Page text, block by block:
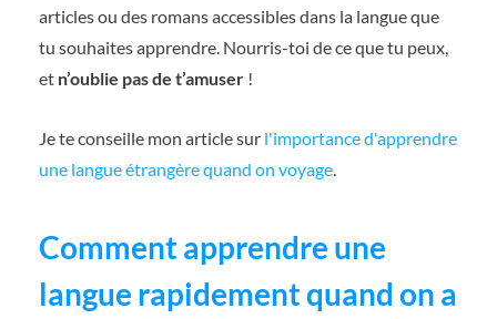
articles ou des romans accessibles dans la langue que
tu souhaites apprendre. Nourris-toi de ce que tu peux,
et n’oublie pas de t’amuser !
Je te conseille mon article sur l'importance d'apprendre
une langue étrangère quand on voyage
Comment apprendre une
langue rapidement quand on a